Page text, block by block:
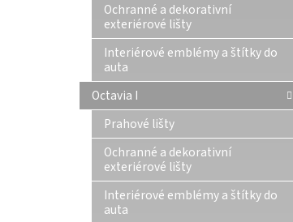
Ochranné a dekorativní
exteriérové lišty
Interiérové emblémy a štítky do
auta
Octavia I
Prahové lišty
Ochranné a dekorativní
exteriérové lišty
Interiérové emblémy a štítky do
auta